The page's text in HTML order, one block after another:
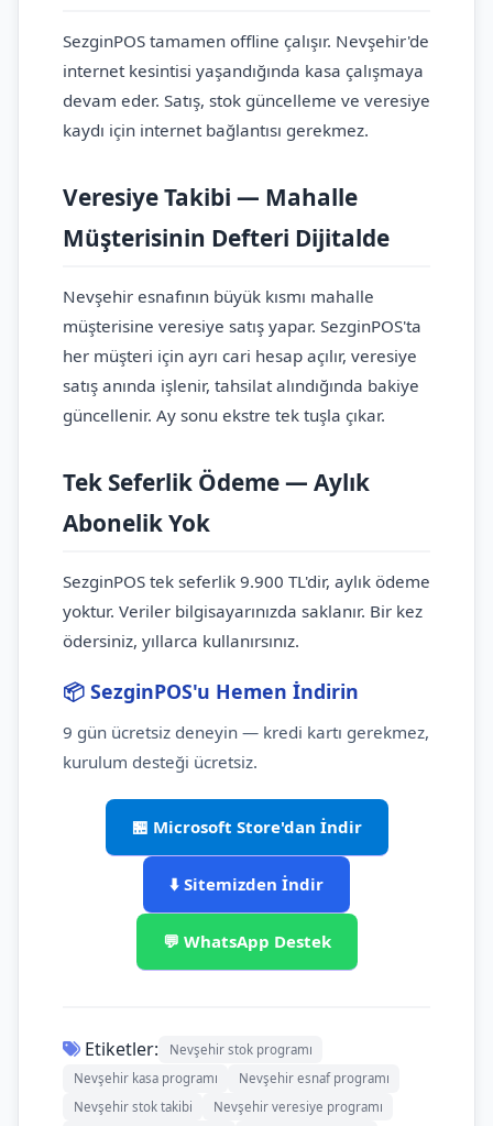
SezginPOS tamamen offline çalışır. Nevşehir'de
internet kesintisi yaşandığında kasa çalışmaya
devam eder. Satış, stok güncelleme ve veresiye
kaydı için internet bağlantısı gerekmez.
Veresiye Takibi — Mahalle
Müşterisinin Defteri Dijitalde
Nevşehir esnafının büyük kısmı mahalle
müşterisine veresiye satış yapar. SezginPOS'ta
her müşteri için ayrı cari hesap açılır, veresiye
satış anında işlenir, tahsilat alındığında bakiye
güncellenir. Ay sonu ekstre tek tuşla çıkar.
Tek Seferlik Ödeme — Aylık
Abonelik Yok
SezginPOS tek seferlik 9.900 TL'dir, aylık ödeme
yoktur. Veriler bilgisayarınızda saklanır. Bir kez
ödersiniz, yıllarca kullanırsınız.
📦 SezginPOS'u Hemen İndirin
9 gün ücretsiz deneyin — kredi kartı gerekmez,
kurulum desteği ücretsiz.
🏪 Microsoft Store'dan İndir
⬇️ Sitemizden İndir
💬 WhatsApp Destek
Etiketler:
Nevşehir stok programı
Nevşehir kasa programı
Nevşehir esnaf programı
Nevşehir stok takibi
Nevşehir veresiye programı